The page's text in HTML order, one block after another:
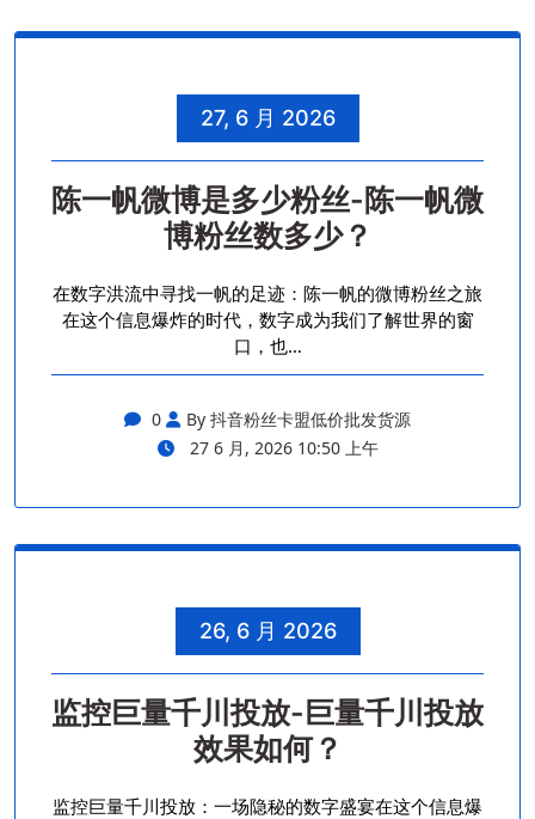
27, 6 月 2026
陈一帆微博是多少粉丝-陈一帆微
博粉丝数多少？
在数字洪流中寻找一帆的足迹：陈一帆的微博粉丝之旅
在这个信息爆炸的时代，数字成为我们了解世界的窗
口，也…
0
By 抖音粉丝卡盟低价批发货源
27 6 月, 2026 10:50 上午
26, 6 月 2026
监控巨量千川投放-巨量千川投放
效果如何？
监控巨量千川投放：一场隐秘的数字盛宴在这个信息爆